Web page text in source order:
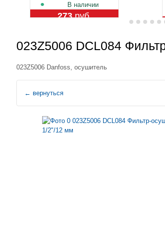
В наличии
273руб.
023Z5006 DCL084
023Z5006 Danfoss, осушитель
← вернуться